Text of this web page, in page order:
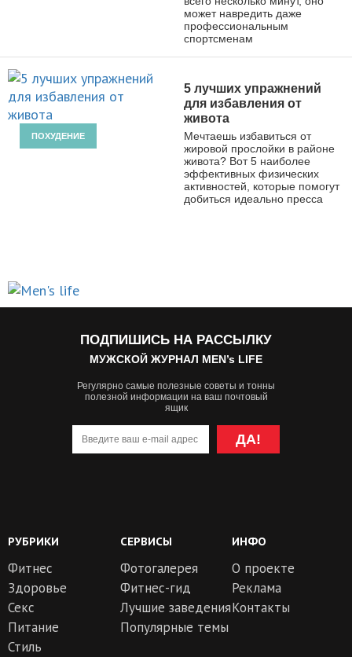
может навредить даже
профессиональным
спортсменам
ПОХУДЕНИЕ
5 лучших упражнений
для избавления от
живота
Мечтаешь избавиться от
жировой прослойки в районе
живота? Вот 5 наиболее
эффективных физических
активностей, которые помогут
добиться идеально пресса
ПОДПИШИСЬ НА РАССЫЛКУ
МУЖСКОЙ ЖУРНАЛ MEN’s LIFE
Регулярно самые полезные советы и тонны
полезной информации на ваш почтовый
ящик
ДА!
РУБРИКИ
Фитнес
Здоровье
Секс
Питание
Стиль
СЕРВИСЫ
Фотогалерея
Фитнес-гид
Лучшие заведения
Популярные темы
ИНФО
О проекте
Реклама
Контакты